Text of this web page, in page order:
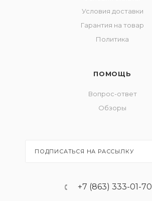
Условия доставки
Гарантия на товар
Политика
ПОМОЩЬ
Вопрос-ответ
Обзоры
ПОДПИСАТЬСЯ НА РАССЫЛКУ
+7 (863) 333-01-70